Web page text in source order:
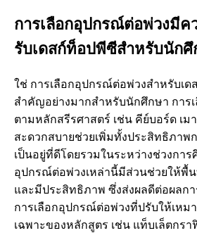
การเลือกอุปกรณ์ต่อพ่วงมี
รับเดสก์ท็อปพีซีสําหรับนักศึ
ใช่ การเลือกอุปกรณ์ต่อพ่วงสําหรับเ
สําคัญอย่างมากสําหรับนักศึกษา การ
ตามหลักสรีรศาสตร์ เช่น คีย์บอร์ด เ
สะดวกสบายช่วยเพิ่มทั้งประสิทธิภาพ
เป็นอยู่ที่ดีโดยรวมในระหว่างช่วงกา
อุปกรณ์ต่อพ่วงเหล่านี้มีส่วนช่วยให้พื้
และมีประสิทธิภาพ ซึ่งส่งผลดีต่อผลก
การเลือกอุปกรณ์ต่อพ่วงที่ปรับให้เหม
เฉพาะของหลักสูตร เช่น แท็บเล็ตกร